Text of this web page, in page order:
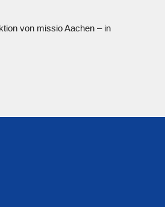
von missio Aachen – in